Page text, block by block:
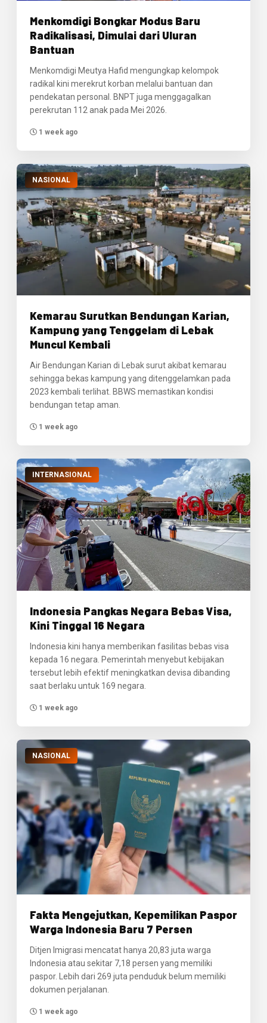
Menkomdigi Bongkar Modus Baru
Radikalisasi, Dimulai dari Uluran
Bantuan
Menkomdigi Meutya Hafid mengungkap kelompok
radikal kini merekrut korban melalui bantuan dan
pendekatan personal. BNPT juga menggagalkan
perekrutan 112 anak pada Mei 2026.
1 week ago
NASIONAL
Kemarau Surutkan Bendungan Karian,
Kampung yang Tenggelam di Lebak
Muncul Kembali
Air Bendungan Karian di Lebak surut akibat kemarau
sehingga bekas kampung yang ditenggelamkan pada
2023 kembali terlihat. BBWS memastikan kondisi
bendungan tetap aman.
1 week ago
INTERNASIONAL
Indonesia Pangkas Negara Bebas Visa,
Kini Tinggal 16 Negara
Indonesia kini hanya memberikan fasilitas bebas visa
kepada 16 negara. Pemerintah menyebut kebijakan
tersebut lebih efektif meningkatkan devisa dibanding
saat berlaku untuk 169 negara.
1 week ago
NASIONAL
Fakta Mengejutkan, Kepemilikan Paspor
Warga Indonesia Baru 7 Persen
Ditjen Imigrasi mencatat hanya 20,83 juta warga
Indonesia atau sekitar 7,18 persen yang memiliki
paspor. Lebih dari 269 juta penduduk belum memiliki
dokumen perjalanan.
1 week ago